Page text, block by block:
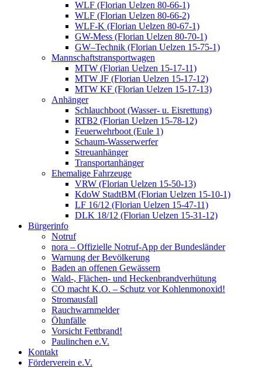
WLF (Florian Uelzen 80-66-1)
WLF (Florian Uelzen 80-66-2)
WLF-K (Florian Uelzen 80-67-1)
GW-Mess (Florian Uelzen 80-70-1)
GW–Technik (Florian Uelzen 15-75-1)
Mannschaftstransportwagen
MTW (Florian Uelzen 15-17-11)
MTW JF (Florian Uelzen 15-17-12)
MTW KF (Florian Uelzen 15-17-13)
Anhänger
Schlauchboot (Wasser- u. Eisrettung)
RTB2 (Florian Uelzen 15-78-12)
Feuerwehrboot (Eule 1)
Schaum-Wasserwerfer
Streuanhänger
Transportanhänger
Ehemalige Fahrzeuge
VRW (Florian Uelzen 15-50-13)
KdoW StadtBM (Florian Uelzen 15-10-1)
LF 16/12 (Florian Uelzen 15-47-11)
DLK 18/12 (Florian Uelzen 15-31-12)
Bürgerinfo
Notruf
nora – Offizielle Notruf-App der Bundesländer
Warnung der Bevölkerung
Baden an offenen Gewässern
Wald-, Flächen- und Heckenbrandverhütung
CO macht K.O. – Schutz vor Kohlenmonoxid!
Stromausfall
Rauchwarnmelder
Ölunfälle
Vorsicht Fettbrand!
Paulinchen e.V.
Kontakt
Förderverein e.V.